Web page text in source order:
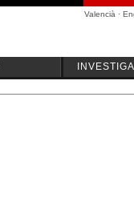
Valencià ·